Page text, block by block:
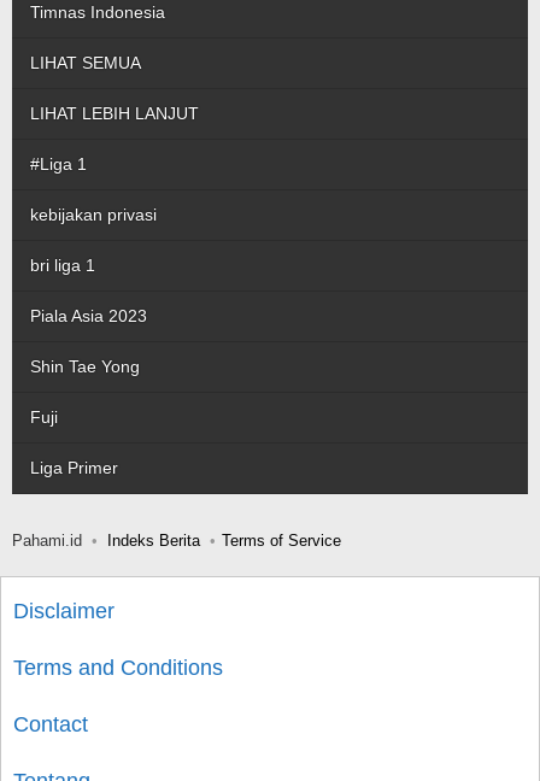
Timnas Indonesia
LIHAT SEMUA
LIHAT LEBIH LANJUT
#Liga 1
kebijakan privasi
bri liga 1
Piala Asia 2023
Shin Tae Yong
Fuji
Liga Primer
Pahami.id Indeks Berita Terms of Service
Disclaimer
Terms and Conditions
Contact